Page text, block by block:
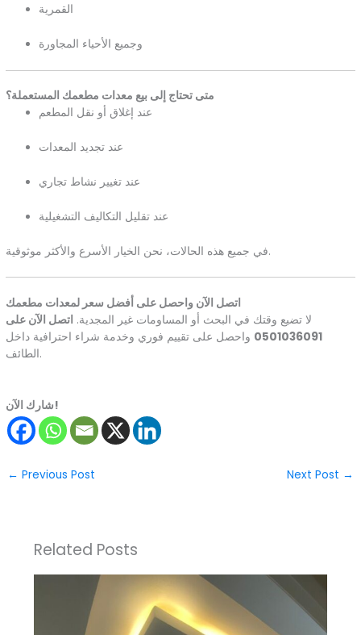
القمرية
وجميع الأحياء المجاورة
متى تحتاج إلى بيع معدات مطعمك المستعملة؟
عند إغلاق أو نقل المطعم
عند تجديد المعدات
عند تغيير نشاط تجاري
عند تقليل التكاليف التشغيلية
في جميع هذه الحالات، نحن الخيار الأسرع والأكثر موثوقية.
اتصل الآن واحصل على أفضل سعر لمعدات مطعمك
لا تضيع وقتك في البحث أو المساومات غير المجدية. اتصل الآن على
0501036091 واحصل على تقييم فوري وخدمة شراء احترافية داخل
الطائف.
شارك الآن!
← Previous Post Next Post →
Related Posts